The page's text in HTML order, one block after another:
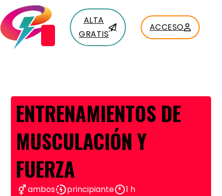
ALTA
GRATIS
ACCESO
ENTRENAMIENTOS DE
MUSCULACIÓN Y
FUERZA
ambos principiante 1 h